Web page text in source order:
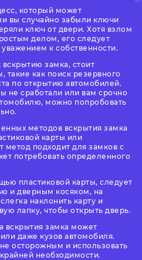
который может
вы случайно забыли ключи
ключ от двери. Хотя взлом
делом, его следует
к собственности.
замка, стоит
такие как поиск резервного
по открытию автомобилей.
не сработали или вам срочно
можно попробовать
методов вскрытия замка
карты или
метод подходит для замков с
потребовать определенного
пластиковой карты, следует
и дверным косяком, на
наклонить карту и
лапку, чтобы открыть дверь.
вскрытия замка может
даже кузов автомобиля.
осторожным и использовать
необходимости.